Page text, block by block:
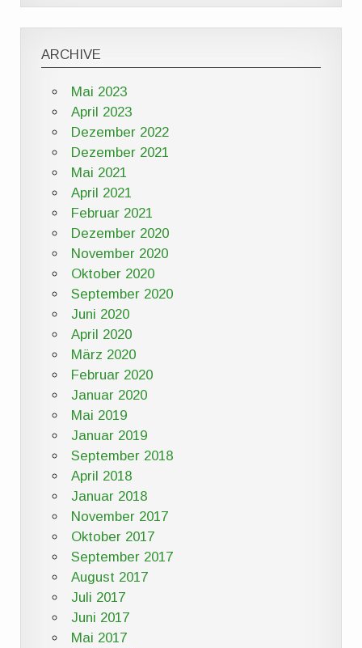
ARCHIVE
Mai 2023
April 2023
Dezember 2022
Dezember 2021
Mai 2021
April 2021
Februar 2021
Dezember 2020
November 2020
Oktober 2020
September 2020
Juni 2020
April 2020
März 2020
Februar 2020
Januar 2020
Mai 2019
Januar 2019
September 2018
April 2018
Januar 2018
November 2017
Oktober 2017
September 2017
August 2017
Juli 2017
Juni 2017
Mai 2017